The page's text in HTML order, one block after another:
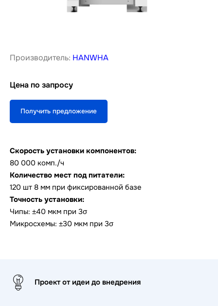
Производитель: HANWHA
Цена по запросу
Получить предложение
Скорость установки компонентов:
80 000 комп./ч
Количество мест под питатели:
120 шт 8 мм при фиксированной базе
Точность установки:
Чипы: ±40 мкм при 3σ
Микросхемы: ±30 мкм при 3σ
Проект от идеи до внедрения